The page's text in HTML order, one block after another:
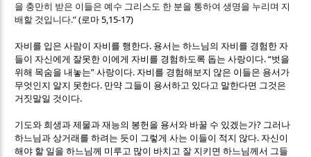
을 충만히 받은 이들은 예수 그리스도 한 분을 통하여 생명을 누리며 지
배할 것입니다.”(로마5,15-17)
자비를 입은 사람이 자비를 행한다. 용서는 하느님의 자비를 경험한 자
들이 자신에게 잘못한 이에게 자비를 경험하도록 돕는 사랑이다. “벗을
위해 목숨을 내놓는”사랑이다.자비를 경험해보지 않은 이들은 용서가
무엇인지 알지 못한다. 만약 그들이 용서하고 있다고 말한다면 그것은
거짓말일 것이다.
기도와 희생과 제물과 재능의 봉헌을 용서와 바꿀 수 있겠는가? 그러나
하느님과 상거래를 하려는 듯이 그렇게 사는 이들이 적지 않다.자신이
해야 할 일을 하느님께 미루고 많이 바치고 잘 지키면 하느님께서 그들